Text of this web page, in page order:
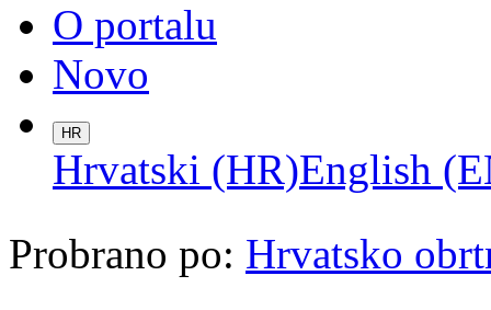
O portalu
Novo
HR
Hrvatski (HR)English
Probrano po: Hrvatsko